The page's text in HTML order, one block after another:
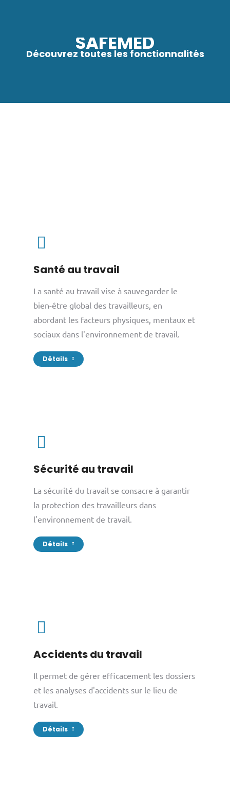
SAFEMED
Découvrez toutes les fonctionnalités
Santé au travail
La santé au travail vise à sauvegarder le
bien-être global des travailleurs, en
abordant les facteurs physiques, mentaux et
sociaux dans l'environnement de travail.
Détails
Sécurité au travail
La sécurité du travail se consacre à garantir
la protection des travailleurs dans
l'environnement de travail.
Détails
Accidents du travail
Il permet de gérer efficacement les dossiers
et les analyses d'accidents sur le lieu de
travail.
Détails